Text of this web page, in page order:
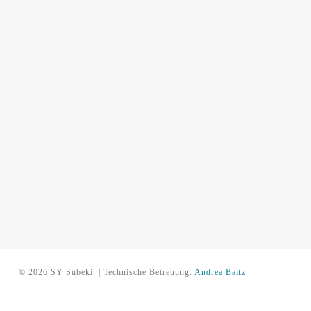
© 2026 SY Subeki. | Technische Betreuung: Andrea Baitz